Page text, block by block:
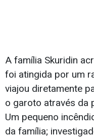
A família Skuridin
foi atingida por um
viajou diretamente
o garoto através da
Um pequeno
da família;